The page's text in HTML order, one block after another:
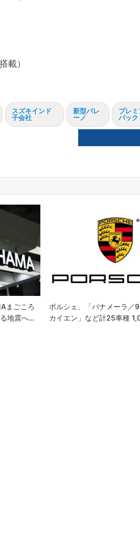
載）
スズキインド
子会社
新型バレ
ーノ
プレ
バック
まごころ
地震へ…
ポルシェ、「パナメーラ／
カイエン」など計25車種